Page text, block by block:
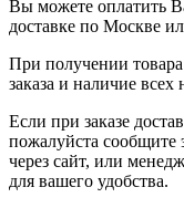
Вы можете оплатить
доставке по Москве
При получении
заказа и наличие
Если при заказе
пожалуйста сообщите
через сайт, или
для вашего удобства.